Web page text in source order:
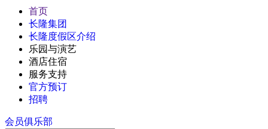
首页
长隆集团
长隆度假区介绍
乐园与演艺
酒店住宿
服务支持
官方预订
招聘
会员俱乐部